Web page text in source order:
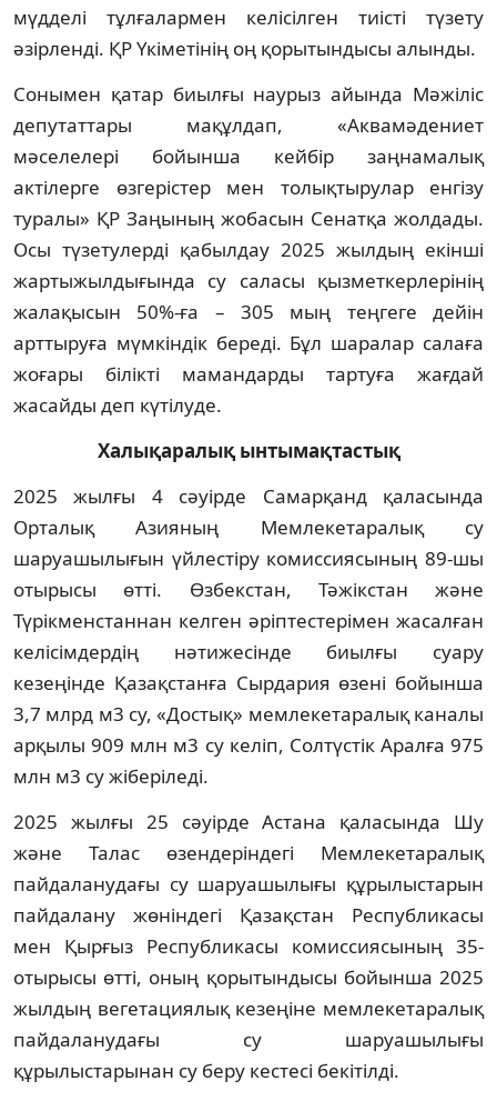
мүдделі тұлғалармен келісілген тиісті түзету
әзірленді. ҚР Үкіметінің оң қорытындысы алынды.
Сонымен қатар биылғы наурыз айында Мәжіліс
депутаттары мақұлдап, «Аквамәдениет
мәселелері бойынша кейбір заңнамалық
актілерге өзгерістер мен толықтырулар енгізу
туралы» ҚР Заңының жобасын Сенатқа жолдады.
Осы түзетулерді қабылдау 2025 жылдың екінші
жартыжылдығында су саласы қызметкерлерінің
жалақысын 50%-ға – 305 мың теңгеге дейін
арттыруға мүмкіндік береді. Бұл шаралар салаға
жоғары білікті мамандарды тартуға жағдай
жасайды деп күтілуде.
Халықаралық ынтымақтастық
2025 жылғы 4 сәуірде Самарқанд қаласында
Орталық Азияның Мемлекетаралық су
шаруашылығын үйлестіру комиссиясының 89-шы
отырысы өтті. Өзбекстан, Тәжікстан және
Түрікменстаннан келген әріптестерімен жасалған
келісімдердің нәтижесінде биылғы суару
кезеңінде Қазақстанға Сырдария өзені бойынша
3,7 млрд м3 су, «Достық» мемлекетаралық каналы
арқылы 909 млн м3 су келіп, Солтүстік Аралға 975
млн м3 су жіберіледі.
2025 жылғы 25 сәуірде Астана қаласында Шу
және Талас өзендеріндегі Мемлекетаралық
пайдаланудағы су шаруашылығы құрылыстарын
пайдалану жөніндегі Қазақстан Республикасы
мен Қырғыз Республикасы комиссиясының 35-
отырысы өтті, оның қорытындысы бойынша 2025
жылдың вегетациялық кезеңіне мемлекетаралық
пайдаланудағы су шаруашылығы
құрылыстарынан су беру кестесі бекітілді.